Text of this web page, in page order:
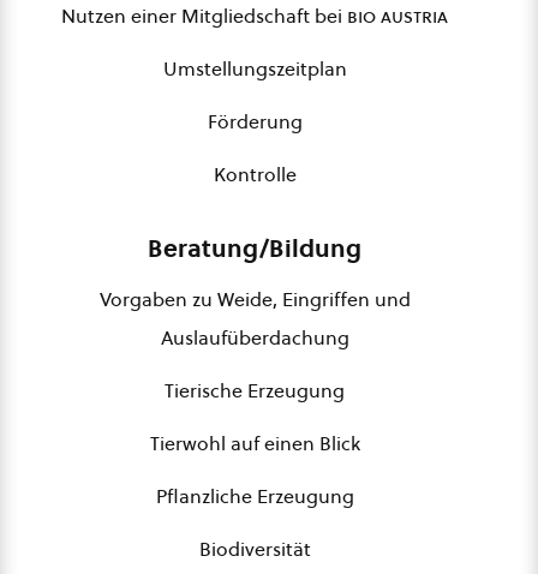
Nutzen einer Mitgliedschaft bei bio austria
Umstellungszeitplan
Förderung
Kontrolle
Beratung/Bildung
Vorgaben zu Weide, Eingriffen und
Auslaufüberdachung
Tierische Erzeugung
Tierwohl auf einen Blick
Pflanzliche Erzeugung
Biodiversität